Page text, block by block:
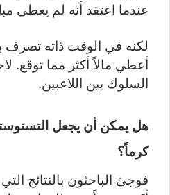
عندما اعتقد أنه لم يعطى
لكنه في الوقت ذاته تصرف
أعطي مالاً أكثر مما توقع.
السلوك بين اللاعبين.
هل يمكن أن يجعل
كرماً؟
فوجئ الباحثون بالنتائج